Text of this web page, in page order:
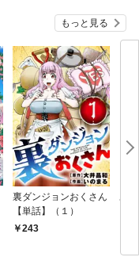
もっと見る
裏ダンジョンおくさん
【単話】（１）
243
あ